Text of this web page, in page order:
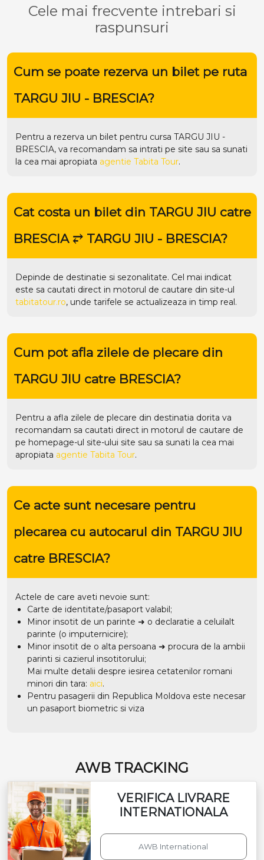
Cele mai frecvente intrebari si
raspunsuri
Cum se poate rezerva un bilet pe ruta
TARGU JIU - BRESCIA?
Pentru a rezerva un bilet pentru cursa TARGU JIU -
BRESCIA, va recomandam sa intrati pe site sau sa sunati
la cea mai apropiata agentie Tabita Tour.
Cat costa un bilet din TARGU JIU catre
BRESCIA ⥂ TARGU JIU - BRESCIA?
Depinde de destinatie si sezonalitate. Cel mai indicat
este sa cautati direct in motorul de cautare din site-ul
tabitatour.ro, unde tarifele se actualizeaza in timp real.
Cum pot afla zilele de plecare din
TARGU JIU catre BRESCIA?
Pentru a afla zilele de plecare din destinatia dorita va
recomandam sa cautati direct in motorul de cautare de
pe homepage-ul site-ului site sau sa sunati la cea mai
apropiata agentie Tabita Tour.
Ce acte sunt necesare pentru
plecarea cu autocarul din TARGU JIU
catre BRESCIA?
Actele de care aveti nevoie sunt:
Carte de identitate/pasaport valabil;
Minor insotit de un parinte ➜ o declaratie a celuilalt
parinte (o imputernicire);
Minor insotit de o alta persoana ➜ procura de la ambii
parinti si cazierul insotitorului;
Mai multe detalii despre iesirea cetatenilor romani
minori din tara: aici.
Pentru pasagerii din Republica Moldova este necesar
un pasaport biometric si viza
AWB TRACKING
VERIFICA LIVRARE
INTERNATIONALA